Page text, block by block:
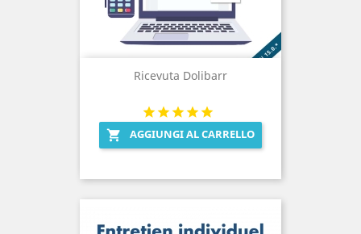
Ricevuta Dolibarr
 AGGIUNGI AL CARRELLO